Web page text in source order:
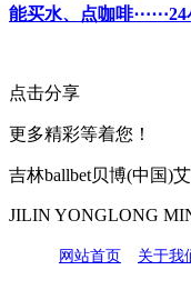
能买水、点咖啡⋯⋯24
点击分享
更多精彩等着您！
吉林ballbet贝博(中国)
JILIN YONGLONG
网站首页 关于我